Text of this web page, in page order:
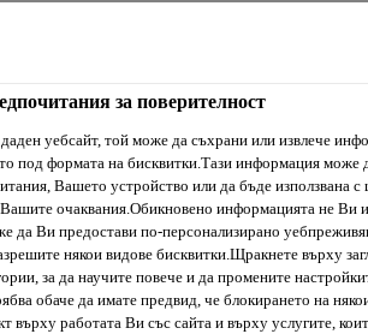
Услуги и Обучения За нас
за поверителност
уебсайт, той може да съхрани или извлече
под формата на бисквитки.Тази информация може
Вашето устройство или да бъде използвана с
Вашите очаквания.Обикновено информацията не Ви
да Ви предостави по-персонализирано
някои видове бисквитки.Щракнете върху
за да научите повече и да промените
обаче да имате предвид, че блокирането на
върху работата Ви със сайта и върху услугите,